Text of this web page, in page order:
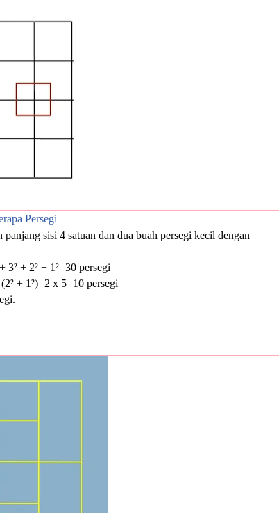
Persegi
sisi 4 satuan dan dua buah persegi kecil dengan
3² + 2² + 1²=30 persegi
+ 1²)=2 x 5=10 persegi